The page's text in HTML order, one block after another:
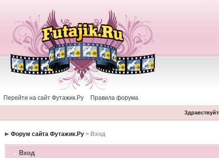
Перейти на сайт Футажик.Ру Правила форума
Форум сайта Футажик.Ру> Вход
Вход